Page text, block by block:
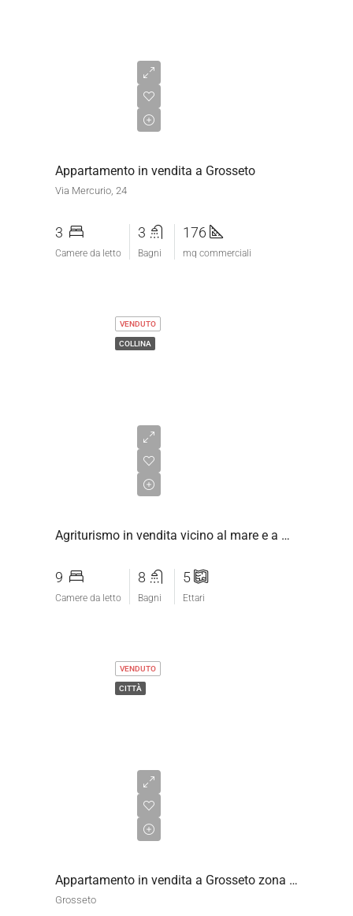
Appartamento in vendita a Grosseto
Via Mercurio, 24
3
Camere da letto
3
Bagni
176
mq commerciali
VENDUTO
COLLINA
Agriturismo in vendita vicino al mare e a Grosseto
9
Camere da letto
8
Bagni
5
Ettari
VENDUTO
CITTÀ
Appartamento in vendita a Grosseto zona Gorarella
Grosseto